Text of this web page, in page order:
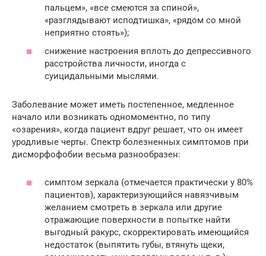
пальцем», «все смеются за спиной»,
«разглядывают исподтишка», «рядом со мной
неприятно стоять»);
снижение настроения вплоть до депрессивного
расстройства личности, иногда с
суицидальными мыслями.
Заболевание может иметь постепенное, медленное
начало или возникать одномоментно, по типу
«озарения», когда пациент вдруг решает, что он имеет
уродливые черты. Спектр болезненных симптомов при
дисморфофобии весьма разнообразен:
симптом зеркала (отмечается практически у 80%
пациентов), характеризующийся навязчивым
желанием смотреть в зеркала или другие
отражающие поверхности в попытке найти
выгодный ракурс, скорректировать имеющийся
недостаток (выпятить губы, втянуть щеки,